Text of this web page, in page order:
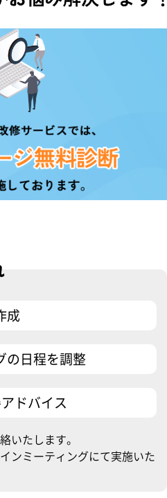
成
の日程を調整
ドバイス
いたします。
ンミーティングにて実施いた